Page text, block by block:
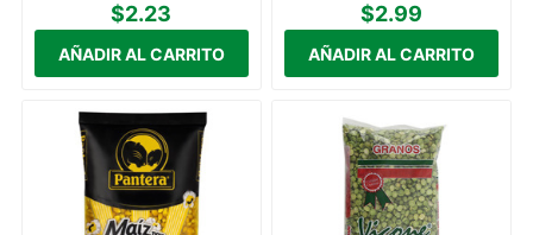
$2.23 $2.99